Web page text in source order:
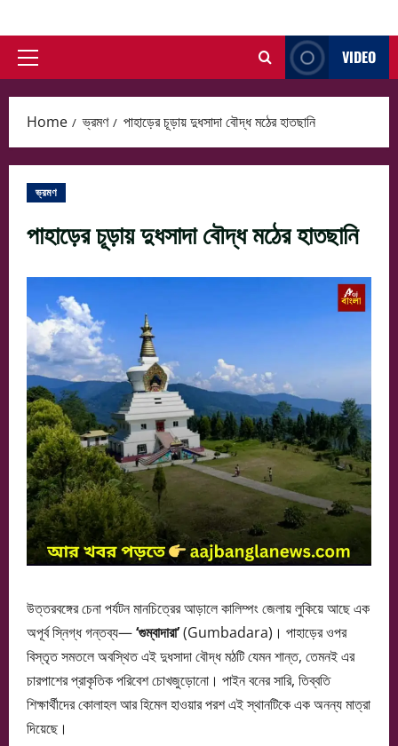
to
contentPrimary
VIDEO
Home ভ্রমণ পাহাড়ের চূড়ায় দুধসাদা বৌদ্ধ মঠের হাতছানি
ভ্রমণ
পাহাড়ের চূড়ায় দুধসাদা বৌদ্ধ মঠের হাতছানি
উত্তরবঙ্গের চেনা পর্যটন মানচিত্রের আড়ালে কালিম্পং জেলায় লুকিয়ে আছে এক
অপূর্ব স্নিগ্ধ গন্তব্য—‘গুম্বাদারা’(Gumbadara)। পাহাড়ের ওপর
বিস্তৃত সমতলে অবস্থিত এই দুধসাদা বৌদ্ধ মঠটি যেমন শান্ত, তেমনই এর
চারপাশের প্রাকৃতিক পরিবেশ চোখজুড়োনো। পাইন বনের সারি, তিব্বতি
শিক্ষার্থীদের কোলাহল আর হিমেল হাওয়ার পরশ এই স্থানটিকে এক অনন্য মাত্রা
দিয়েছে।